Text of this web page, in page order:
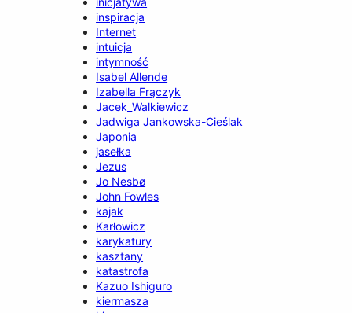
inspiracja
Internet
intuicja
intymność
Isabel Allende
Izabella Frączyk
Jacek_Walkiewicz
Jadwiga Jankowska-Cieślak
Japonia
jasełka
Jezus
Jo Nesbø
John Fowles
kajak
Karłowicz
karykatury
kasztany
katastrofa
Kazuo Ishiguro
kiermasza